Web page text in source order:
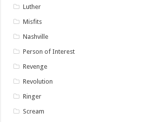
Luther
Misfits
Nashville
Person of Interest
Revenge
Revolution
Ringer
Scream